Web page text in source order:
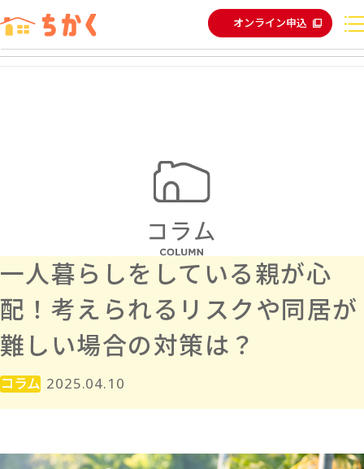
オンライン申込
一人暮らしをしている親が心
配！考えられるリスクや同居が
難しい場合の対策は？
コラム 2025.04.10